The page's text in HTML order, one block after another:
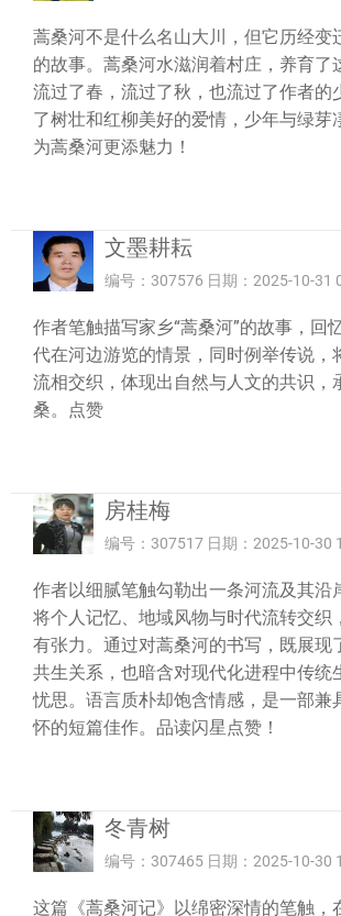
蒿桑河不是什么名山大川，但它历经变
的故事。蒿桑河水滋润着村庄，养育了
流过了春，流过了秋，也流过了作者的
了树壮和红柳美好的爱情，少年与绿芽
为蒿桑河更添魅力！
文墨耕耘
编号：307576 日期：2025-10-31
作者笔触描写家乡“蒿桑河”的故事，回
代在河边游览的情景，同时例举传说，
流相交织，体现出自然与人文的共识，
桑。点赞
房桂梅
编号：307517 日期：2025-10-30
作者以细腻笔触勾勒出一条河流及其沿
将个人记忆、地域风物与时代流转交织
有张力。通过对蒿桑河的书写，既展现
共生关系，也暗含对现代化进程中传统
忧思。语言质朴却饱含情感，是一部兼
怀的短篇佳作。品读闪星点赞！
冬青树
编号：307465 日期：2025-10-30
这篇《蒿桑河记》以绵密深情的笔触，